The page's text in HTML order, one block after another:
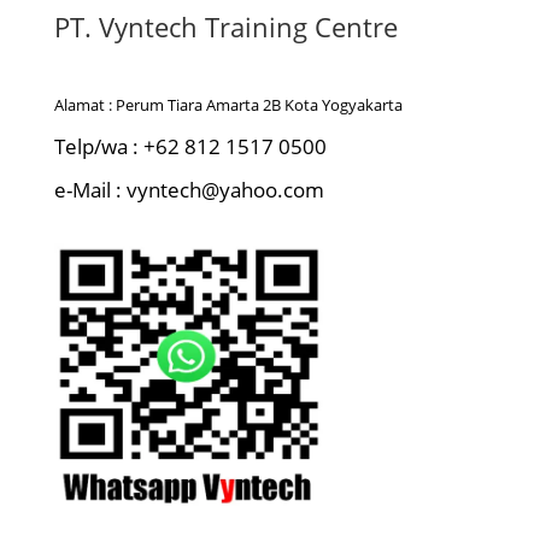
PT. Vyntech Training Centre
Alamat : Perum Tiara Amarta 2B Kota Yogyakarta
Telp/wa : +62 812 1517 0500
e-Mail : vyntech@yahoo.com